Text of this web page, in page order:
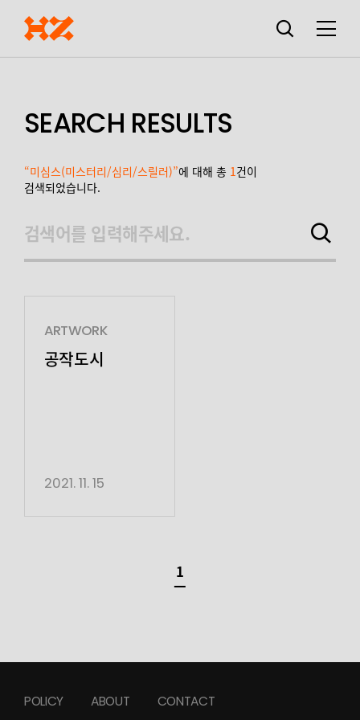
검색창
열기
메뉴
SEARCH RESULTS
“미심스(미스터리/심리/스릴러)”에 대해 총 1 건이
검색되었습니다.
검색어를 입력해주세요. 검색하기
ARTWORK
공작도시
2021. 11. 15
1
POLICY ABOUT CONTACT